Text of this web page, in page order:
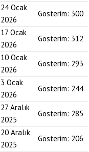
24 Ocak
2026
Gösterim: 300
17 Ocak
2026
Gösterim: 312
10 Ocak
2026
Gösterim: 293
3 Ocak
2026
Gösterim: 244
27 Aralık
2025
Gösterim: 285
20 Aralık
2025
Gösterim: 206